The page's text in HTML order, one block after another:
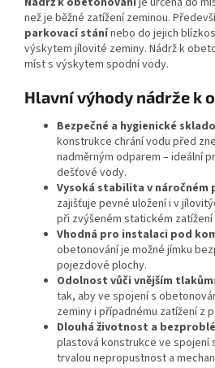
než je běžné zatížení zeminou.
parkovací stánínebo do jejich
výskytem jílovité zeminy. Nádrž k
míst s výskytem spodní vody.
Hlavní výhody nádrže k
Bezpečné a hygienické
konstrukce chrání vodu před
nadměrným odparem – ideální
dešťové vody.
Vysoká stabilita v náročném
zajišťuje pevné uložení i v
při zvýšeném statickém zatížení
Vhodná pro instalaci pod
obetonování je možné jímku
pojezdové plochy.
Odolnost vůči vnějším tlakům:
tak, aby ve spojení s
zeminy i případnému zatížení z
Dlouhá životnost a
plastová konstrukce ve spojení
trvalou nepropustnost a